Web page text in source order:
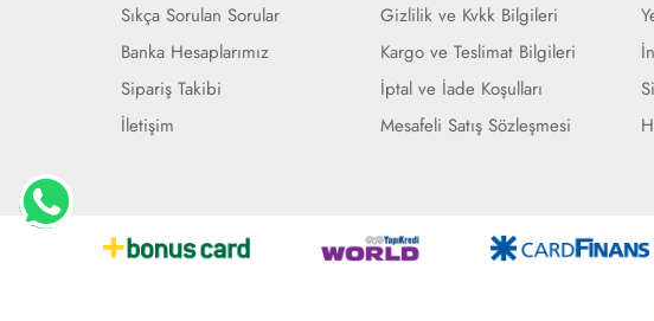
Sıkça Sorulan Sorular
Banka Hesaplarımız
Sipariş Takibi
İletişim
Gizlilik ve Kvkk Bilgileri
Kargo ve Teslimat Bilgileri
İptal ve İade Koşulları
Mesafeli Satış Sözleşmesi